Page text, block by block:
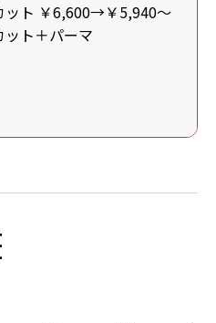
ット ￥6,600→￥5,940～
ット＋パーマ